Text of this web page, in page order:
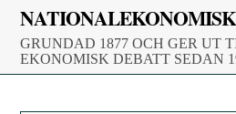
Skip
content
GRUNDAD 1877 OCH GER UT
EKONOMISK DEBATT SEDAN